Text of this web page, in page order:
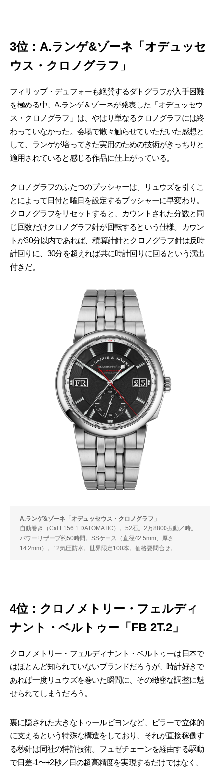
3位：A.ランゲ&ゾーネ「オデュッセ
ウス・クロノグラフ」
フィリップ・デュフォーも絶賛するダトグラフが入手困難
を極める中、A.ランゲ＆ゾーネが発表した「オデュッセウ
ス・クロノグラフ」は、やはり単なるクロノグラフには終
わっていなかった。会場で散々触らせていただいた感想と
して、ランゲが培ってきた実用のための技術がきっちりと
適用されていると感じる作品に仕上がっている。
クロノグラフのふたつのプッシャーは、リュウズを引くこ
とによって日付と曜日を設定するプッシャーに早変わり。
クロノグラフをリセットすると、カウントされた分数と同
じ回数だけクロノグラフ針が回転するという仕様。カウン
トが30分以内であれば、積算計針とクロノグラフ針は反時
計回りに、30分を超えれば共に時計回りに回るという演出
付きだ。
A.ランゲ&ゾーネ「オデュッセウス・クロノグラフ」
自動巻き（Cal.L156.1 DATOMATIC）。52石。2万8800振動／時。
パワーリザーブ約50時間。SSケース（直径42.5mm、厚さ
14.2mm）。12気圧防水。世界限定100本。価格要問合せ。
4位：クロノメトリー・フェルディ
ナント・ベルトゥー「FB 2T.2」
クロノメトリー・フェルディナント・ベルトゥーは日本で
はほとんど知られていないブランドだろうが、時計好きで
あれば一度リュウズを巻いた瞬間に、その緻密な調整に魅
せられてしまうだろう。
裏に隠された大きなトゥールビヨンなど、ピラーで立体的
に支えるという特殊な構造をしており、それが直接稼働す
る秒針は同社の特許技術。フュゼチェーンを経由する駆動
で日差-1〜+2秒／日の超高精度を実現するだけではなく、